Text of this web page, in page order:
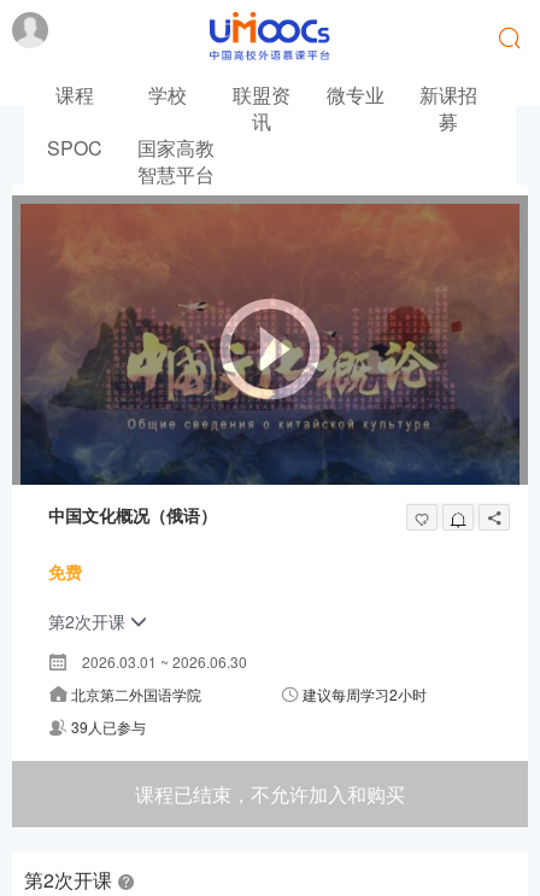
课程 学校
联盟资
讯
微专业
新课招
募
SPOC
国家高教
智慧平台
中国文化概况（俄语）
免费
第2次开课
2026.03.01 ~ 2026.06.30
北京第二外国语学院
建议每周学习2小时
39人已参与
课程已结束，不允许加入和购买
第2次开课